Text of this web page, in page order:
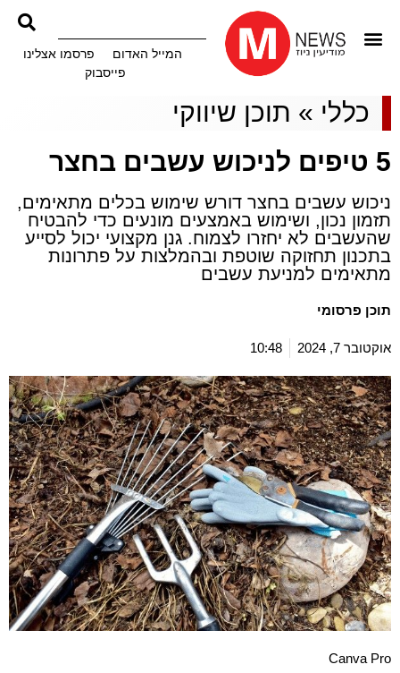
המייל האדום
פרסמו אצלינו
פייסבוק
כללי » תוכן שיווקי
5 טיפים לניכוש עשבים בחצר
ניכוש עשבים בחצר דורש שימוש בכלים מתאימים,
תזמון נכון, ושימוש באמצעים מונעים כדי להבטיח
שהעשבים לא יחזרו לצמוח. גנן מקצועי יכול לסייע
בתכנון תחזוקה שוטפת ובהמלצות על פתרונות
מתאימים למניעת עשבים
תוכן פרסומי
אוקטובר 7, 2024 10:48
Canva Pro